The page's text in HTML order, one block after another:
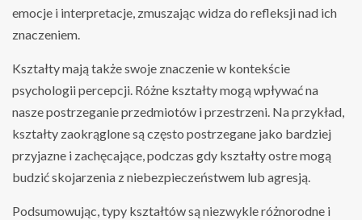
emocje i interpretacje, zmuszając widza do refleksji nad ich
znaczeniem.
Kształty mają także swoje znaczenie w kontekście
psychologii percepcji. Różne kształty mogą wpływać na
nasze postrzeganie przedmiotów i przestrzeni. Na przykład,
kształty zaokrąglone są często postrzegane jako bardziej
przyjazne i zachęcające, podczas gdy kształty ostre mogą
budzić skojarzenia z niebezpieczeństwem lub agresją.
Podsumowując, typy kształtów są niezwykle różnorodne i